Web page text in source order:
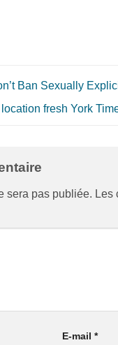
Ban Sexually
fresh York
sera pas publiée. Les
E-mail *